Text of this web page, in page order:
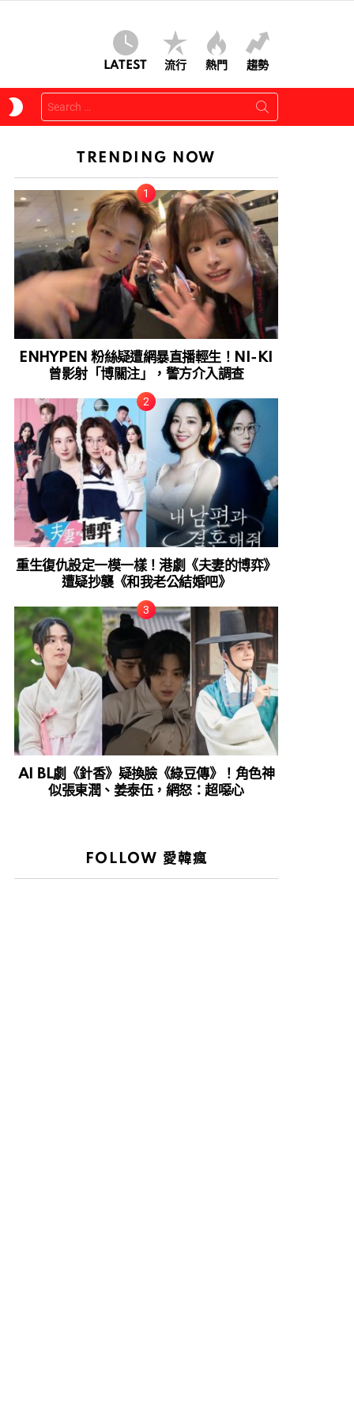
LATEST 流行 熱門 趨勢
SKIN
Search
for:
TRENDING NOW
ENHYPEN 粉絲疑遭網暴直播輕生！NI-KI
曾影射「博關注」，警方介入調查
重生復仇設定一模一樣！港劇《夫妻的博弈》
遭疑抄襲《和我老公結婚吧》
AI BL劇《針香》疑換臉《綠豆傳》！角色神
似張東潤、姜泰伍，網怒：超噁心
FOLLOW 愛韓瘋